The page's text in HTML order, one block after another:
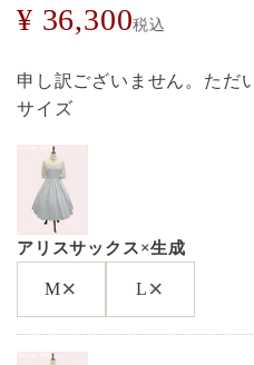
¥ 36,300税込
申し訳ございません。ただ
サイズ
アリスサックス×生成
M× L ×